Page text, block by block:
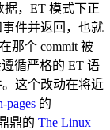
据，ET 模式下正
件并返回，也就
那个 commit 被
循严格的 ET 语
这个改动在将近
pages 的
鼎的 The Linux